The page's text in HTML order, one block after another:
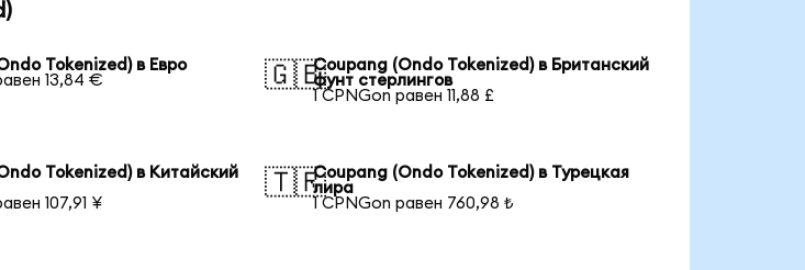
Tokenized) в Евро
13,84 €
🇬🇧Coupang (Ondo Tokenized) в Британский
фунт стерлингов
1 CPNGon равен 11,88 £
Tokenized) в Китайский
107,91 ¥
🇹🇷Coupang (Ondo Tokenized) в Турецкая
лира
1 CPNGon равен 760,98 ₺